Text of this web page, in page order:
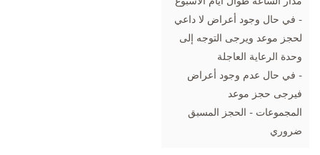
- في حال وجود أعراض لا داعي
لحجز موعد ويرجى التوجه إلى
وحدة الرعاية العاجلة
- في حال عدم وجود أعراض
فيرجى حجز موعد
المجموعات - الحجز المسبق
ضروري